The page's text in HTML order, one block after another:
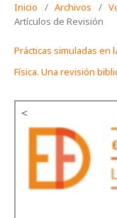
Inicio / Archivos /
Artículos de Revisión
Prácticas simuladas en
Física. Una revisión